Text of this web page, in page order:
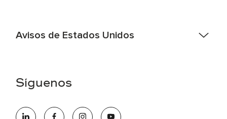
Avisos de Estados Unidos
electrónico hqaffirmativeaction@marriott.com
oportunidades que se compromete a contratar una fuerza
Síguenos